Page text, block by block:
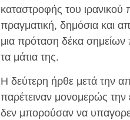
καταστροφής του ιρανικού
πραγματική, δημόσια και
μια πρόταση δέκα σημείων
τα μάτια της.
Η δεύτερη ήρθε μετά την
παρέτειναν μονομερώς την
δεν μπορούσαν να